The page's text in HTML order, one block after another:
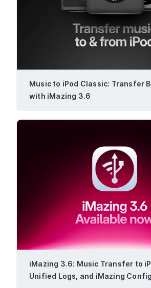
Music to iPod Classic: Transfer
with iMazing 3.6
iMazing 3.6: Music Transfer to
Unified Logs, and iMazing